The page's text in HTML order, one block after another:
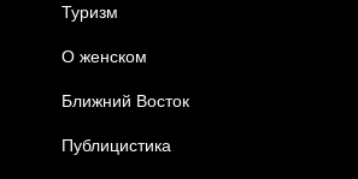
Туризм
О женском
Ближний Восток
Публицистика